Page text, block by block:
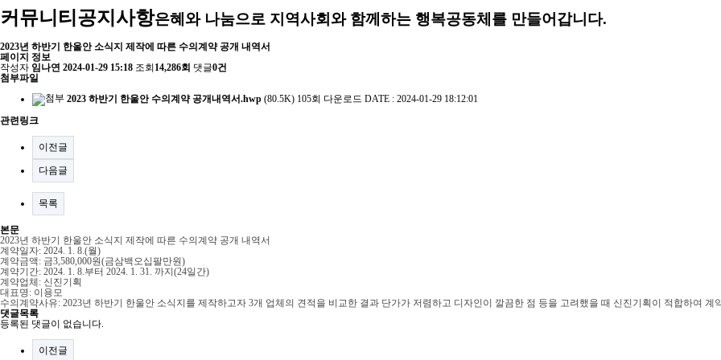
커뮤니티 공지사항은혜와 나눔으로 지역사회와 함께하는 행복공동체를 만들어갑니다.
2023년 하반기 한울안 소식지 제작에 따른 수의계약 공개 내역서
페이지 정보
작성자 임나연 2024-01-29 15:18 조회 14,286회 댓글0건
첨부파일
2023 하반기 한울안 수의계약 공개내역서.hwp (80.5K) 105회 다운로드 DATE : 2024-01-29 18:12:01
관련링크
이전글
다음글
목록
본문
2023년 하반기 한울안 소식지 제작에 따른 수의계약 공개 내역서
계약일자: 2024. 1. 8.(월)
계약금액: 금3,580,000원(금삼백오십팔만원)
계약기간: 2024. 1. 8.부터 2024. 1. 31. 까지(24일간)
계약업체: 신진기획
대표명: 이용모
수의계약사유: 2023년 하반기 한울안 소식지를 제작하고자 3개 업체의 견적을 비교한 결과 단가가 저렴하고 디자인이 깔끔한 점 등을 고려했을 때 신진기획이 적합하여 계
댓글목록
등록된 댓글이 없습니다.
이전글